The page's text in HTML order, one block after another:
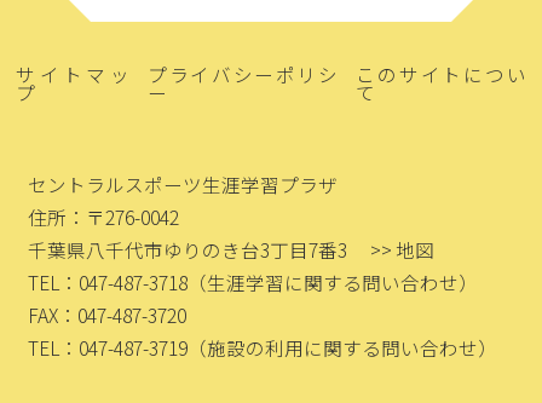
サイトマッ
プ
プライバシーポリシ
ー
このサイトについ
て
セントラルスポーツ生涯学習プラザ
住所：〒276-0042
千葉県八千代市ゆりのき台3丁目7番3
>> 地図
TEL：047-487-3718 （生涯学習に関する問い合わせ）
FAX：047-487-3720
TEL：047-487-3719 （施設の利用に関する問い合わせ）